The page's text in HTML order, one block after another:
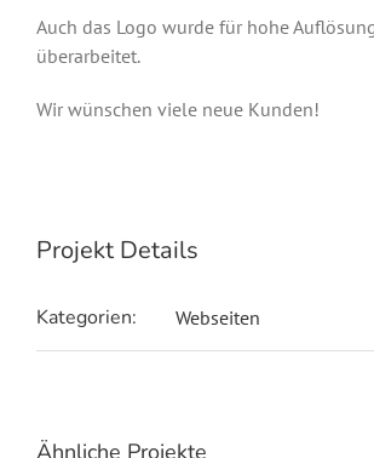
Auch das Logo wurde für hohe
überarbeitet.
Wir wünschen viele neue Kunden!
Projekt Details
Kategorien: Webseiten
Ähnliche Projekte